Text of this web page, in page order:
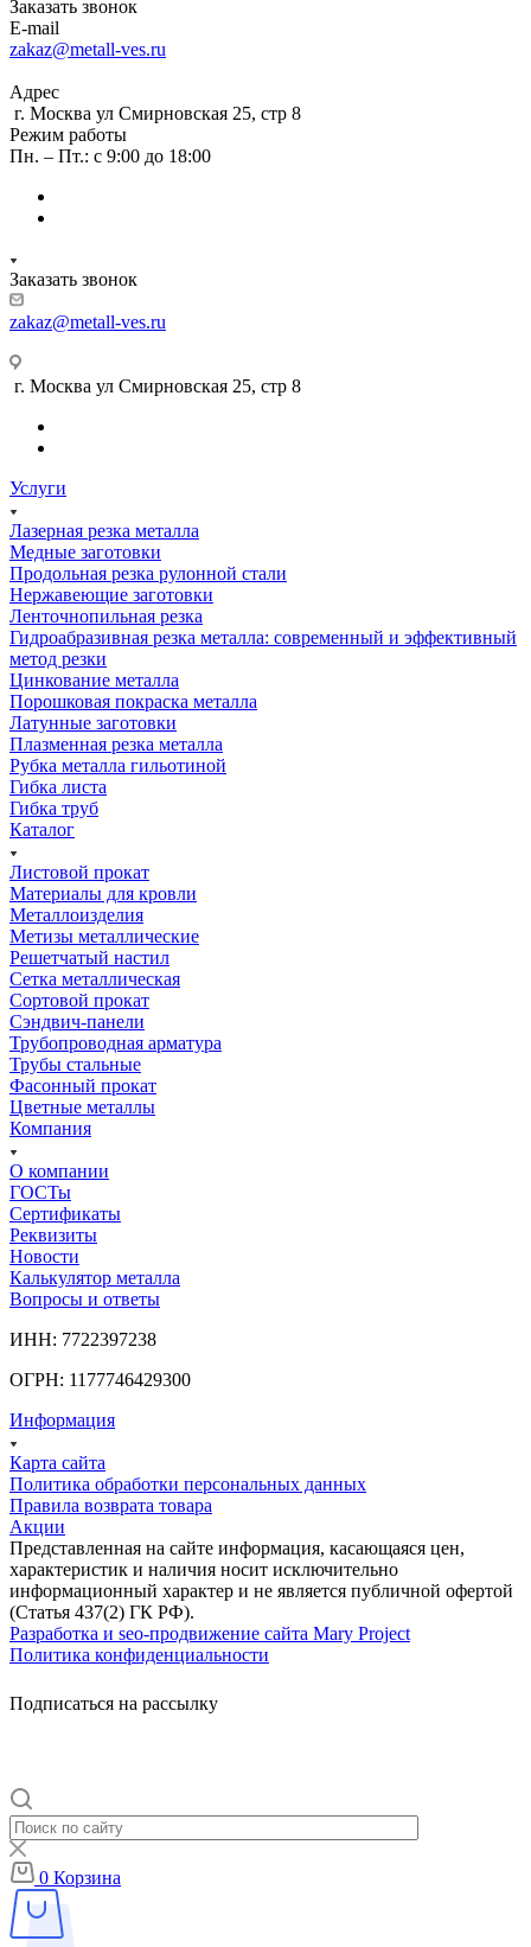
Заказать звонок
E-mail
zakaz@metall-ves.ru
Адрес
г. Москва ул Смирновская 25, стр 8
Режим работы
Пн. – Пт.: с 9:00 до 18:00
Заказать звонок
zakaz@metall-ves.ru
г. Москва ул Смирновская 25, стр 8
Услуги
Лазерная резка металла
Медные заготовки
Продольная резка рулонной стали
Нержавеющие заготовки
Ленточнопильная резка
Гидроабразивная резка металла: современный и эффективный
метод резки
Цинкование металла
Порошковая покраска металла
Латунные заготовки
Плазменная резка металла
Рубка металла гильотиной
Гибка листа
Гибка труб
Каталог
Листовой прокат
Материалы для кровли
Металлоизделия
Метизы металлические
Решетчатый настил
Сетка металлическая
Сортовой прокат
Сэндвич-панели
Трубопроводная арматура
Трубы стальные
Фасонный прокат
Цветные металлы
Компания
О компании
ГОСТы
Сертификаты
Реквизиты
Новости
Калькулятор металла
Вопросы и ответы
ИНН: 7722397238
ОГРН: 1177746429300
Информация
Карта сайта
Политика обработки персональных данных
Правила возврата товара
Акции
Представленная на сайте информация, касающаяся цен,
характеристик и наличия носит исключительно
информационный характер и не является публичной офертой
(Статья 437(2) ГК РФ).
Разработка и seo-продвижение сайта Mary Project
Политика конфиденциальности
Подписаться на рассылку
0 Корзина